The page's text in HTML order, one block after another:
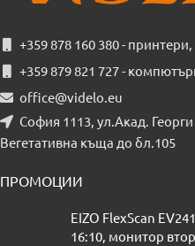
+359 878 160 380 -
+359 879 821 727 -
office@videlo.eu
София 1113, ул.Акад.
Вегетативна къща до бл.105
ПРОМОЦИИ
EIZO FlexScan
16:10, монитор